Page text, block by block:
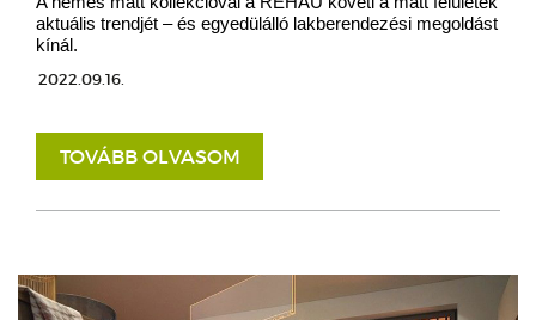
aktuális trendjét – és egyedülálló lakberendezési megoldást
kínál.
2022.09.16.
TOVÁBB OLVASOM